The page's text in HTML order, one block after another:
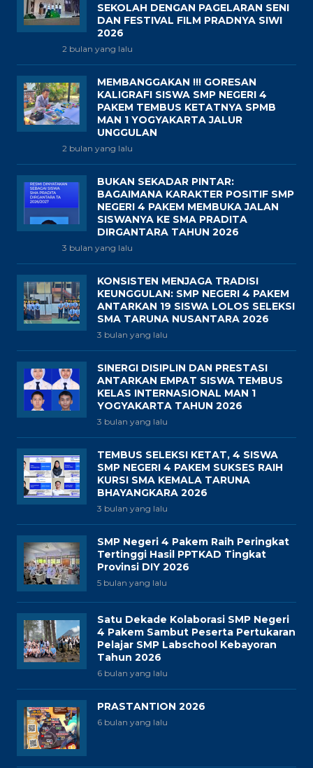
SEKOLAH DENGAN PAGELARAN SENI
DAN FESTIVAL FILM PRADNYA SIWI
2026
2 bulan yang lalu
MEMBANGGAKAN !!! GORESAN
KALIGRAFI SISWA SMP NEGERI 4
PAKEM TEMBUS KETATNYA SPMB
MAN 1 YOGYAKARTA JALUR
UNGGULAN
2 bulan yang lalu
BUKAN SEKADAR PINTAR:
BAGAIMANA KARAKTER POSITIF SMP
NEGERI 4 PAKEM MEMBUKA JALAN
SISWANYA KE SMA PRADITA
DIRGANTARA TAHUN 2026
3 bulan yang lalu
KONSISTEN MENJAGA TRADISI
KEUNGGULAN: SMP NEGERI 4 PAKEM
ANTARKAN 19 SISWA LOLOS SELEKSI
SMA TARUNA NUSANTARA 2026
3 bulan yang lalu
SINERGI DISIPLIN DAN PRESTASI
ANTARKAN EMPAT SISWA TEMBUS
KELAS INTERNASIONAL MAN 1
YOGYAKARTA TAHUN 2026
3 bulan yang lalu
TEMBUS SELEKSI KETAT, 4 SISWA
SMP NEGERI 4 PAKEM SUKSES RAIH
KURSI SMA KEMALA TARUNA
BHAYANGKARA 2026
3 bulan yang lalu
SMP Negeri 4 Pakem Raih Peringkat
Tertinggi Hasil PPTKAD Tingkat
Provinsi DIY 2026
5 bulan yang lalu
Satu Dekade Kolaborasi SMP Negeri
4 Pakem Sambut Peserta Pertukaran
Pelajar SMP Labschool Kebayoran
Tahun 2026
6 bulan yang lalu
PRASTANTION 2026
6 bulan yang lalu